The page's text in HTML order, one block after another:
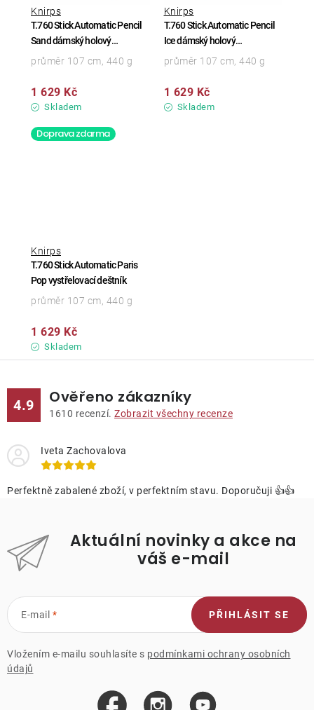
T.760 Stick Automatic Pencil
Sand dámský holový
vystřelovací deštník
Knirps
Skladem
1 629 Kč
průměr 107 cm, 440 g
T.760 Stick Automatic Pencil
Ice dámský holový
vystřelovací deštník
Knirps
Skladem
1 629 Kč
průměr 107 cm, 440 g
Doprava zdarma
T.760 Stick Automatic Paris
Pop vystřelovací deštník
Knirps
Skladem
1 629 Kč
průměr 107 cm, 440 g
4.9 Ověřeno zákazníky
1610 recenzí. Zobrazit všechny recenze
Iveta Zachovalova
Perfektně zabalené zboží, v perfektním stavu. Doporučuji 👍👍
Aktuální novinky a akce na
váš e-mail
E-mail
Vložením e-mailu souhlasíte s podmínkami ochrany osobních
údajů
PŘIHLÁSIT SE